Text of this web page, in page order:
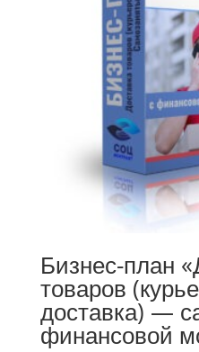
Бизнес-план
товаров
доставка) —
финансовой